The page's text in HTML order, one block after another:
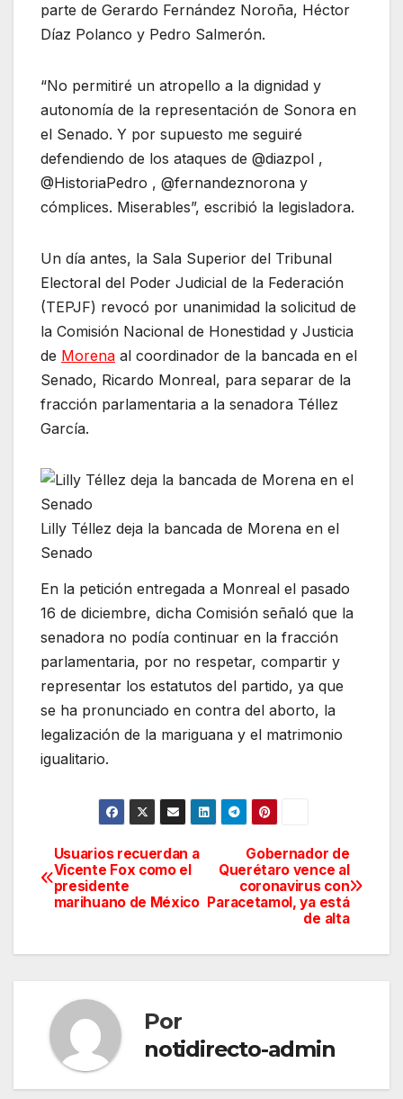
parte de Gerardo Fernández Noroña, Héctor
Díaz Polanco y Pedro Salmerón.
“No permitiré un atropello a la dignidad y
autonomía de la representación de Sonora en
el Senado. Y por supuesto me seguiré
defendiendo de los ataques de @diazpol ,
@HistoriaPedro , @fernandeznorona y
cómplices. Miserables”, escribió la legisladora.
Un día antes, la Sala Superior del Tribunal
Electoral del Poder Judicial de la Federación
(TEPJF) revocó por unanimidad la solicitud de
la Comisión Nacional de Honestidad y Justicia
de Morena al coordinador de la bancada en el
Senado, Ricardo Monreal, para separar de la
fracción parlamentaria a la senadora Téllez
García.
Lilly Téllez deja la bancada de Morena en el
Senado
En la petición entregada a Monreal el pasado
16 de diciembre, dicha Comisión señaló que la
senadora no podía continuar en la fracción
parlamentaria, por no respetar, compartir y
representar los estatutos del partido, ya que
se ha pronunciado en contra del aborto, la
legalización de la mariguana y el matrimonio
igualitario.
Navegación
de
Gobernador de
Querétaro vence al
coronavirus con
Paracetamol, ya está
de alta
Usuarios recuerdan a
Vicente Fox como el
presidente
marihuano de México
Por
notidirecto-admin